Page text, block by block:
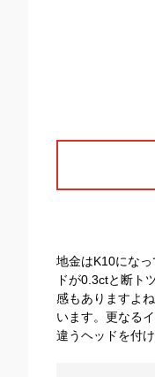
地金はK10にな
ドが0.3ctと断ト
感もありますよ
います。更なる
違うヘッドを付